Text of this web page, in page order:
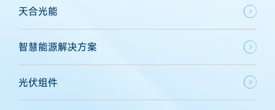
天合光能
智慧能源解决方案
光伏组件